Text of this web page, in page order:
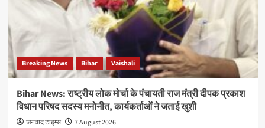
Breaking News Bihar Vaishali
Bihar News: राष्ट्रीय लोक मोर्चा के पंचायती राज मंत्री दीपक प्रकाश
विधान परिषद सदस्य मनोनीत, कार्यकर्ताओं ने जताई खुशी
जनवाद टाइम्स 7 August 2026